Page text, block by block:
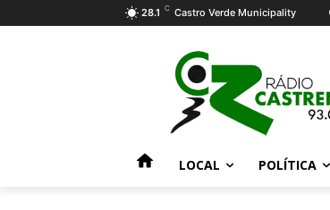
28.1 C Castro Verde Municipality
LOCAL POLÍTICA